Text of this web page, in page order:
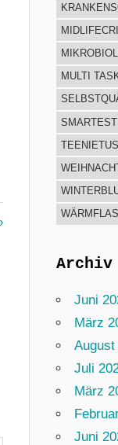
MULTI
Archiv
Juni
März
August
Juli
März
Juni